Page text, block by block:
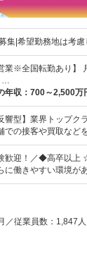
募集|希望勤務地は考
業※全国転勤あり】
…
年収： 700～2,500万
響型】業界トップ
での接客や買取など
歓迎！／◆高卒以上
に働きやすい環境が
／従業員数：1,847